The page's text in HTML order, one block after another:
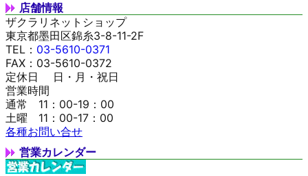
店舗情報
ザクラリネットショップ
東京都墨田区錦糸3-8-11-2F
TEL： 03-5610-0371
FAX：03-5610-0372
定休日 日・月・祝日
営業時間
通常 11：00-19：00
土曜 11：00-17：00
各種お問い合せ
営業カレンダー